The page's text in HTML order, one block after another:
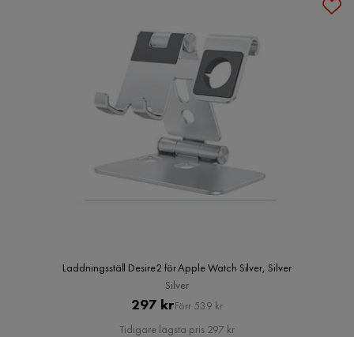
Laddningsställ Desire2 för Apple Watch Silver, Silver
Silver
Pris
297 krOriginal
Pris
Förr 539 kr
Tidigare lägsta pris 297 kr